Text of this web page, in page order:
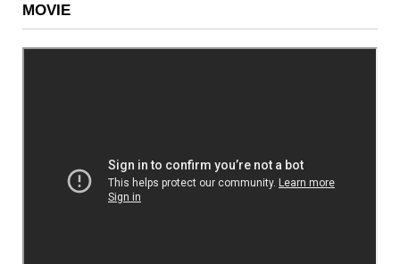
MOVIE